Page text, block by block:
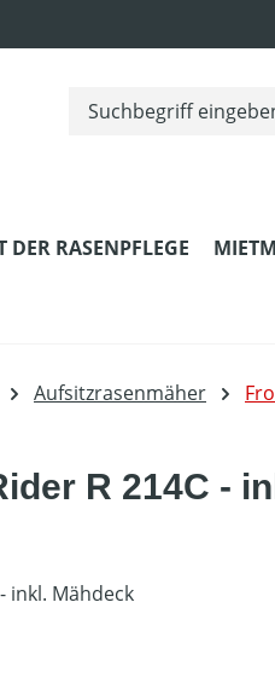
DER RASENPFLEGE
Aufsitzrasenmäher
R 214C -